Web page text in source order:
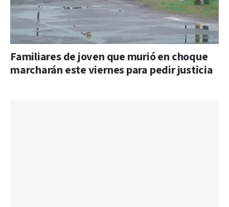
Familiares de joven que murió en choque
marcharán este viernes para pedir justicia